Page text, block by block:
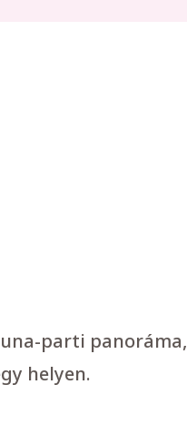
parti panoráma,
helyen.